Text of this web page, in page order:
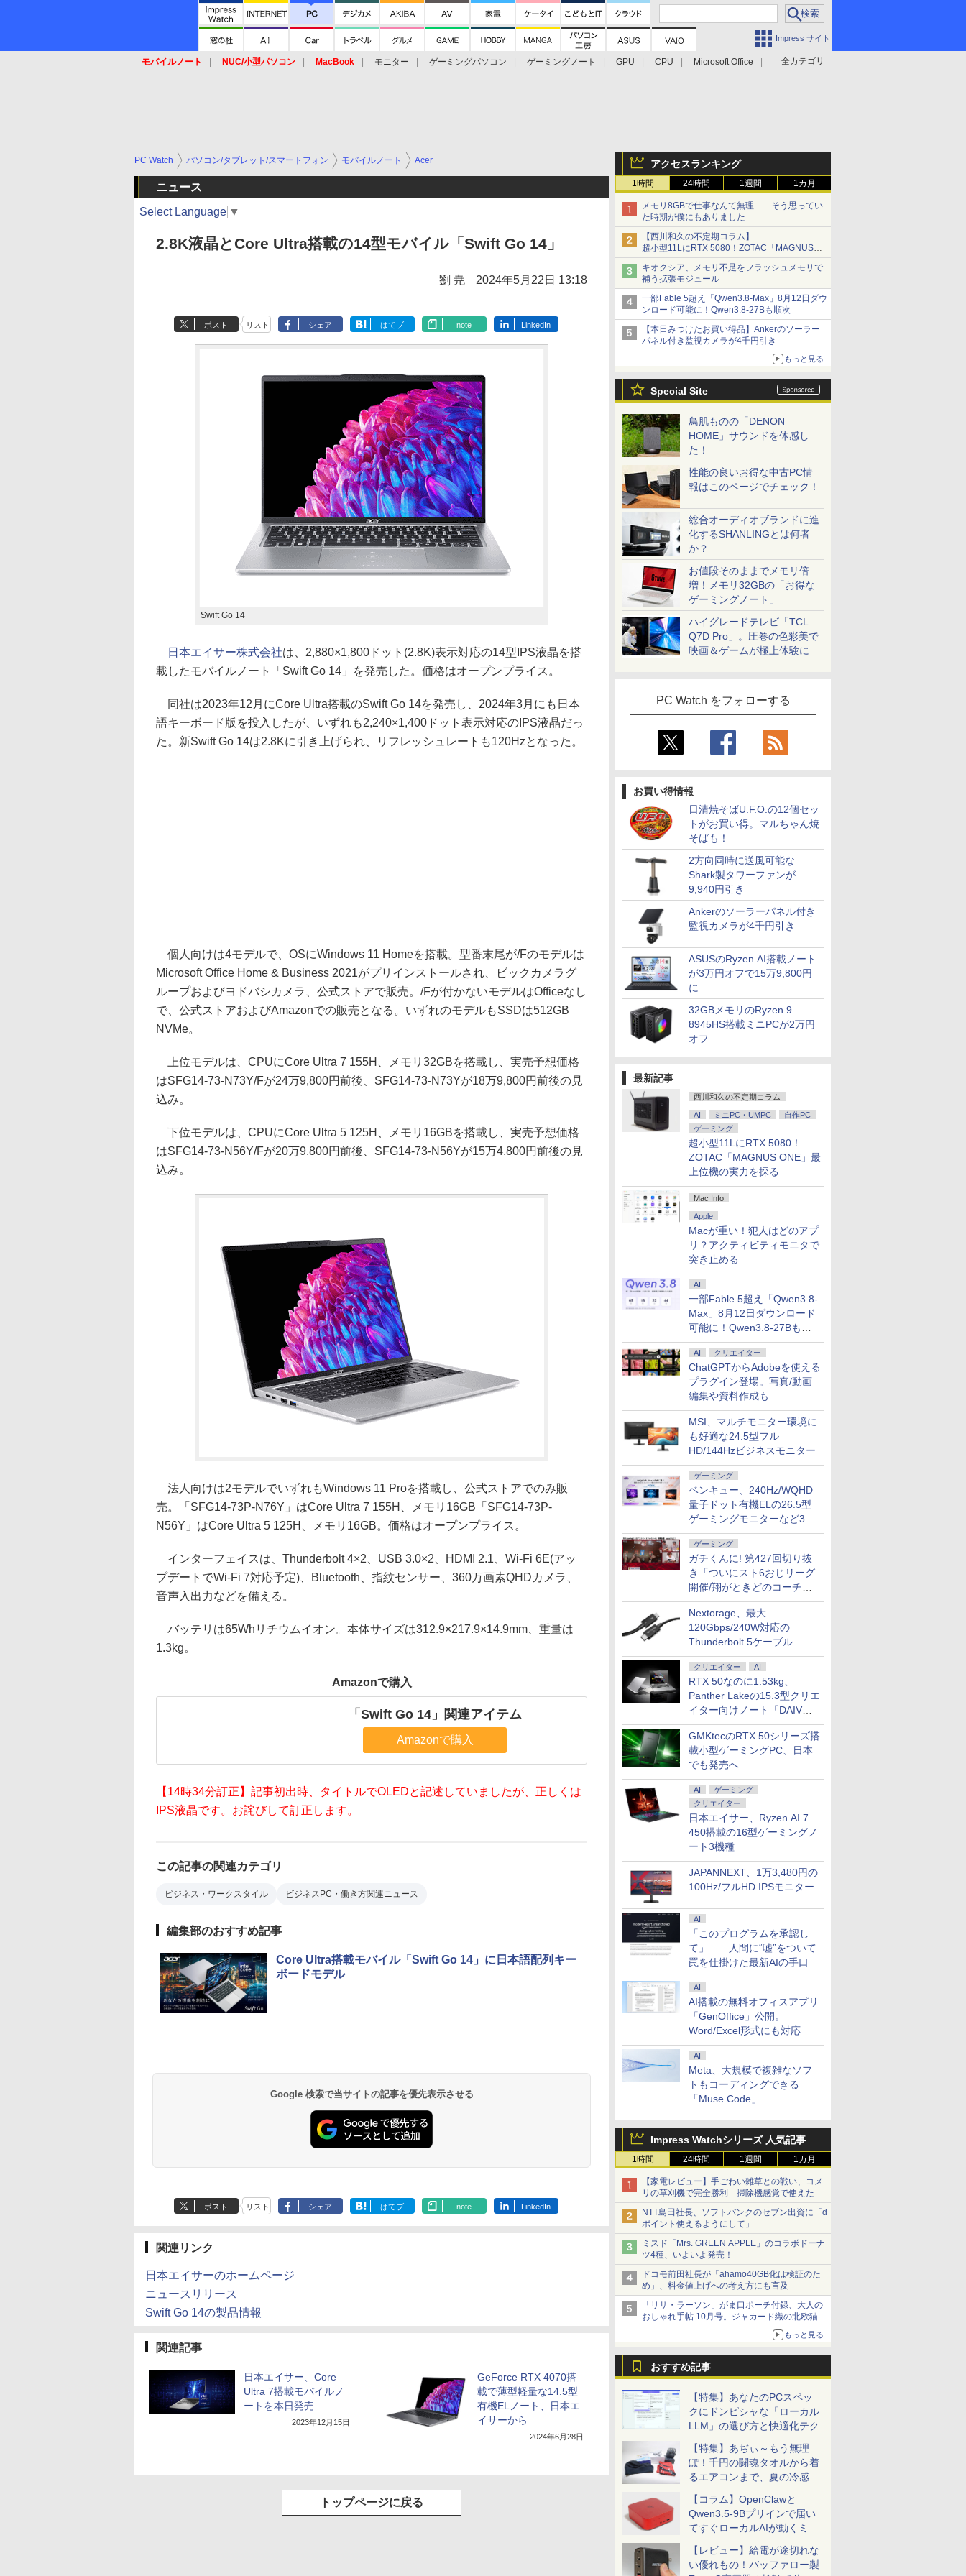
Impress サイト
全カテゴリ
モバイルノート NUC/小型パソコン MacBook モニター ゲーミングパソコン ゲーミングノート GPU CPU
Microsoft Office
アクセスランキング
1時間 24時間 1週間 1カ月
メモリ8GBで仕事なんて無理……そう思ってい
た時期が僕にもありました
【西川和久の不定期コラム】
超小型11LにRTX 5080！ZOTAC「MAGNUS
ONE」最上位機の実力を探る
キオクシア、メモリ不足をフラッシュメモリで
補う拡張モジュール
一部Fable 5超え「Qwen3.8-Max」8月12日ダウ
ンロード可能に！Qwen3.8-27Bも順次
【本日みつけたお買い得品】Ankerのソーラー
パネル付き監視カメラが4千円引き
もっと見る
Special Site
鳥肌ものの「DENON
HOME」サウンドを体感し
た！
性能の良いお得な中古PC情
報はこのページでチェック！
総合オーディオブランドに進
化するSHANLINGとは何者
か？
お値段そのままでメモリ倍
増！メモリ32GBの「お得な
ゲーミングノート」
ハイグレードテレビ「TCL
Q7D Pro」。圧巻の色彩美で
映画＆ゲームが極上体験に
PC Watch をフォローする
お買い得情報
日清焼そばU.F.O.の12個セッ
トがお買い得。マルちゃん焼
そばも！
2方向同時に送風可能な
Shark製タワーファンが
9,940円引き
Ankerのソーラーパネル付き
監視カメラが4千円引き
ASUSのRyzen AI搭載ノート
が3万円オフで15万9,800円
に
32GBメモリのRyzen 9
8945HS搭載ミニPCが2万円
オフ
最新記事
西川和久の不定期コラム
AI ミニPC・UMPC
自作PC
ゲーミング
超小型11LにRTX 5080！
ZOTAC「MAGNUS ONE」最
上位機の実力を探る
Mac Info
Apple
Macが重い！犯人はどのアプ
リ？アクティビティモニタで
突き止める
AI
一部Fable 5超え「Qwen3.8-
Max」8月12日ダウンロード
可能に！Qwen3.8-27Bも順
次
AI クリエイター
ChatGPTからAdobeを使える
プラグイン登場。写真/動画
編集や資料作成も
MSI、マルチモニター環境に
も好適な24.5型フル
HD/144Hzビジネスモニター
ゲーミング
ベンキュー、240Hz/WQHD
量子ドット有機ELの26.5型
ゲーミングモニターなど3機
種
ゲーミング
ガチくんに! 第427回切り抜
き「ついにスト6おじリーグ
開催/翔がときどのコーチ就
任など」
Nextorage、最大
120Gbps/240W対応の
Thunderbolt 5ケーブル
クリエイター AI
RTX 50なのに1.53kg、
Panther Lakeの15.3型クリエ
イター向けノート「DAIV
Z5」
GMKtecのRTX 50シリーズ搭
載小型ゲーミングPC、日本
でも発売へ
AI
ゲーミング
クリエイター
日本エイサー、Ryzen AI 7
450搭載の16型ゲーミングノ
ート3機種
JAPANNEXT、1万3,480円の
100Hz/フルHD IPSモニター
AI
「このプログラムを承認し
て」――人間に“嘘”をついて
罠を仕掛けた最新AIの手口
AI
AI搭載の無料オフィスアプリ
「GenOffice」公開。
Word/Excel形式にも対応
AI
Meta、大規模で複雑なソフ
トもコーディングできる
「Muse Code」
Impress Watchシリーズ 人気記事
1時間 24時間 1週間 1カ月
【家電レビュー】手ごわい雑草との戦い、コメ
リの草刈機で完全勝利 掃除機感覚で使えた
NTT島田社長、ソフトバンクのセブン出資に「d
ポイント使えるようにして」
ミスド「Mrs. GREEN APPLE」のコラボドーナ
ツ4種、いよいよ発売！
ドコモ前田社長が「ahamo40GB化は検証のた
め」、料金値上げへの考え方にも言及
「リサ・ラーソン」がま口ポーチ付録、大人の
おしゃれ手帖 10月号。ジャカード織の北欧猫デ
もっと見る
おすすめ記事
【特集】あなたのPCスペッ
クにドンピシャな「ローカル
LLM」の選び方と快適化テク
【特集】あぢぃ～もう無理
ぽ！千円の闘魂タオルから着
るエアコンまで、夏の冷感グ
ッズ一挙紹介
【コラム】OpenClawと
Qwen3.5-9Bプリインで届い
てすぐローカルAIが動くミニ
PC「SER9 Pro」
【レビュー】給電が途切れな
い優れもの！バッファロー製
PC Watch パソコン/タブレット/スマートフォン モバイルノート Acer
ニュース
Select Language ▼
2.8K液晶とCore Ultra搭載の14型モバイル「Swift Go 14」
劉 尭 2024年5月22日 13:18
ポスト リスト シェア はてブ note LinkedIn
Swift Go 14
日本エイサー株式会社は、2,880×1,800ドット(2.8K)表示対応の14型IPS液晶を搭
載したモバイルノート「Swift Go 14」を発売した。価格はオープンプライス。
同社は2023年12月にCore Ultra搭載のSwift Go 14を発売し、2024年3月にも日本
語キーボード版を投入したが、いずれも2,240×1,400ドット表示対応のIPS液晶だっ
た。新Swift Go 14は2.8Kに引き上げられ、リフレッシュレートも120Hzとなった。
個人向けは4モデルで、OSにWindows 11 Homeを搭載。型番末尾が/Fのモデルは
Microsoft Office Home & Business 2021がプリインストールされ、ビックカメラグ
ループおよびヨドバシカメラ、公式ストアで販売。/Fが付かないモデルはOfficeなし
で、公式ストアおよびAmazonでの販売となる。いずれのモデルもSSDは512GB
NVMe。
上位モデルは、CPUにCore Ultra 7 155H、メモリ32GBを搭載し、実売予想価格
はSFG14-73-N73Y/Fが24万9,800円前後、SFG14-73-N73Yが18万9,800円前後の見
込み。
下位モデルは、CPUにCore Ultra 5 125H、メモリ16GBを搭載し、実売予想価格
はSFG14-73-N56Y/Fが20万9,800円前後、SFG14-73-N56Yが15万4,800円前後の見
込み。
法人向けは2モデルでいずれもWindows 11 Proを搭載し、公式ストアでのみ販
売。「SFG14-73P-N76Y」はCore Ultra 7 155H、メモリ16GB「SFG14-73P-
N56Y」はCore Ultra 5 125H、メモリ16GB。価格はオープンプライス。
インターフェイスは、Thunderbolt 4×2、USB 3.0×2、HDMI 2.1、Wi-Fi 6E(アッ
プデートでWi-Fi 7対応予定)、Bluetooth、指紋センサー、360万画素QHDカメラ、
音声入出力などを備える。
バッテリは65Whリチウムイオン。本体サイズは312.9×217.9×14.9mm、重量は
1.3kg。
Amazonで購入
「Swift Go 14」関連アイテム
Amazonで購入
【14時34分訂正】記事初出時、タイトルでOLEDと記述していましたが、正しくは
IPS液晶です。お詫びして訂正します。
この記事の関連カテゴリ
ビジネス・ワークスタイル ビジネスPC・働き方関連ニュース
編集部のおすすめ記事
Core Ultra搭載モバイル「Swift Go 14」に日本語配列キー
ボードモデル
Google 検索で当サイトの記事を優先表示させる
ポスト リスト シェア はてブ note LinkedIn
関連リンク
日本エイサーのホームページ
ニュースリリース
Swift Go 14の製品情報
関連記事
日本エイサー、Core
Ultra 7搭載モバイルノ
ートを本日発売
2023年12月15日
GeForce RTX 4070搭
載で薄型軽量な14.5型
有機ELノート、日本エ
イサーから
2024年6月28日
トップページに戻る